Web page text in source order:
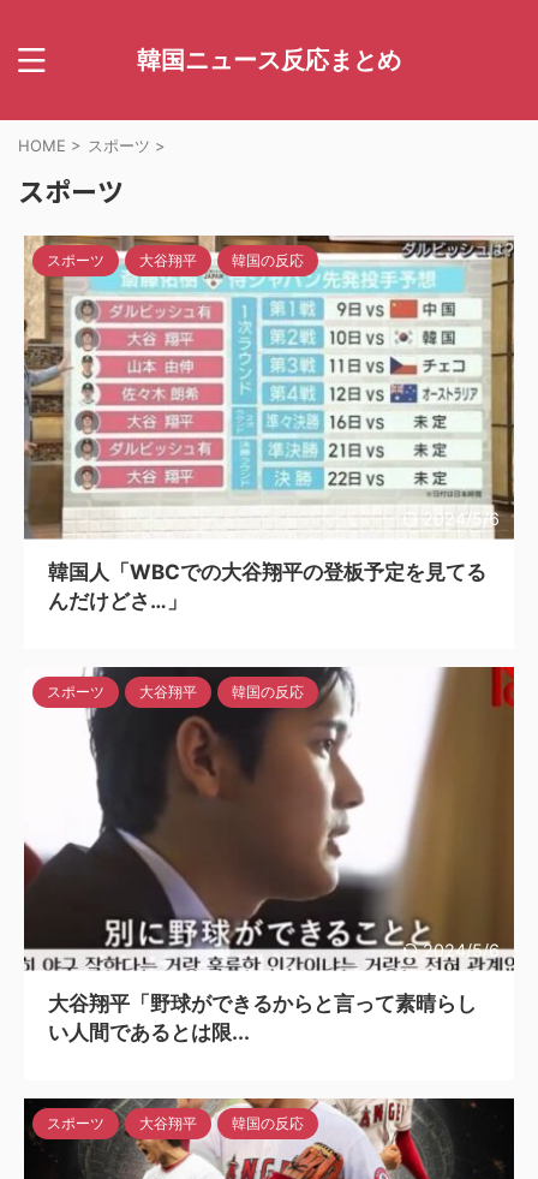
韓国ニュース反応まとめ
HOME > スポーツ >
スポーツ
2024/5/6
スポーツ 大谷翔平 韓国の反応
韓国人「WBCでの大谷翔平の登板予定を見てる
んだけどさ…」
2024/5/6
スポーツ 大谷翔平 韓国の反応
大谷翔平「野球ができるからと言って素晴らし
い人間であるとは限...
スポーツ 大谷翔平 韓国の反応